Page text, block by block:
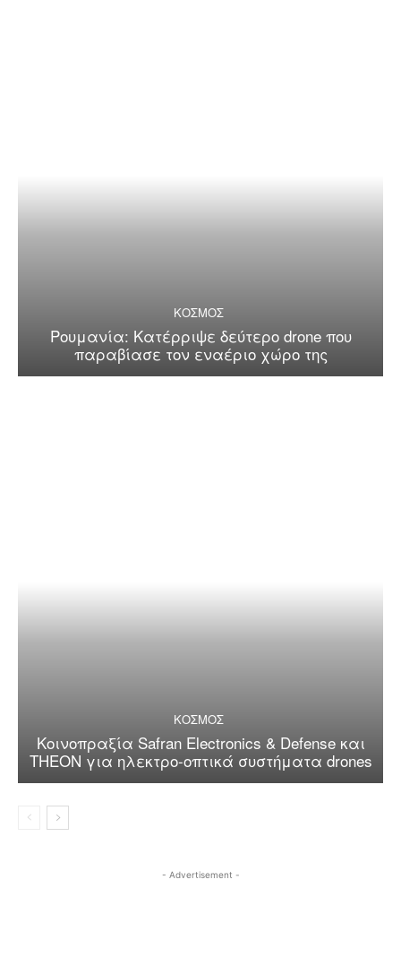
ΚΟΣΜΟΣ
Ρουμανία: Κατέρριψε δεύτερο drone που
παραβίασε τον εναέριο χώρο της
ΚΟΣΜΟΣ
Κοινοπραξία Safran Electronics & Defense και
THEON για ηλεκτρο-οπτικά συστήματα drones
- Advertisement -